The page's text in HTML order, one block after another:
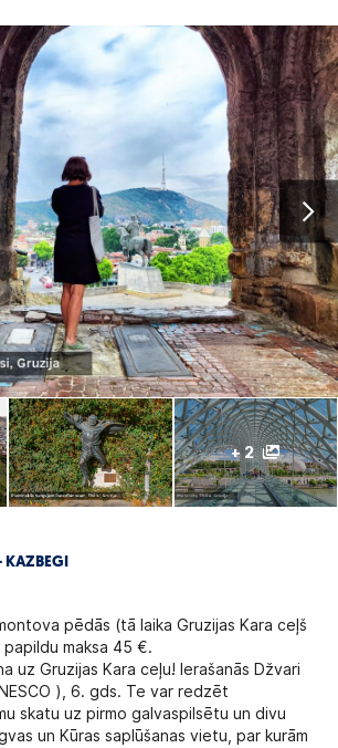
+ 2
KAZBEGI
pēdās (tā laika Gruzijas Kara ceļš
papildu maksa 45 €.
uz Gruzijas Kara ceļu! Ierašanās Džvari
), 6. gds. Te var redzēt
skatu uz pirmo galvaspilsētu un divu
un Kūras saplūšanas vietu, par kurām